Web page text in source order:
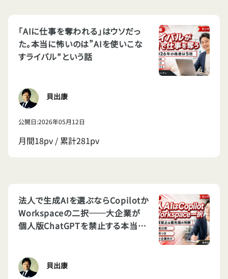
「AIに仕事を奪われる」はウソだっ
た。本当に怖いのは”AIを使いこな
すライバル”という話
貝出康
公開日:2026年05月12日
月間18pv / 累計281pv
法人で生成AIを選ぶならCopilotか
Workspaceの二択──大企業が
個人版ChatGPTを禁止する本当の
貝出康